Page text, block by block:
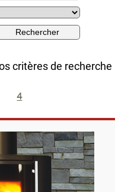
critères de recherche
4